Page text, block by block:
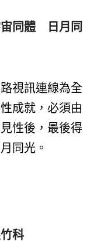
同體 日月同
視訊連線為全
成就，必須由
性後，最後得
同光。
科